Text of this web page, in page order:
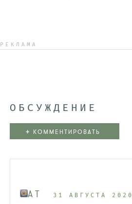
РЕКЛАМА
ОБСУЖДЕНИЕ
+ КОММЕНТИРОВАТЬ
A T 31 АВГУСТА 2020